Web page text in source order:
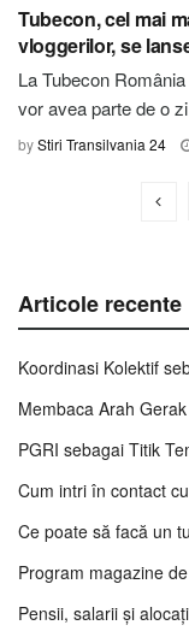
Tubecon, cel mai
vloggerilor, se
La Tubecon
vor avea parte de o
byStiri Transilvania 24
Articole recente
Koordinasi Kolektif
Membaca Arah
PGRI sebagai Titik
Cum intri în contact
Ce poate să facă un
Program magazine
Pensii, salarii și